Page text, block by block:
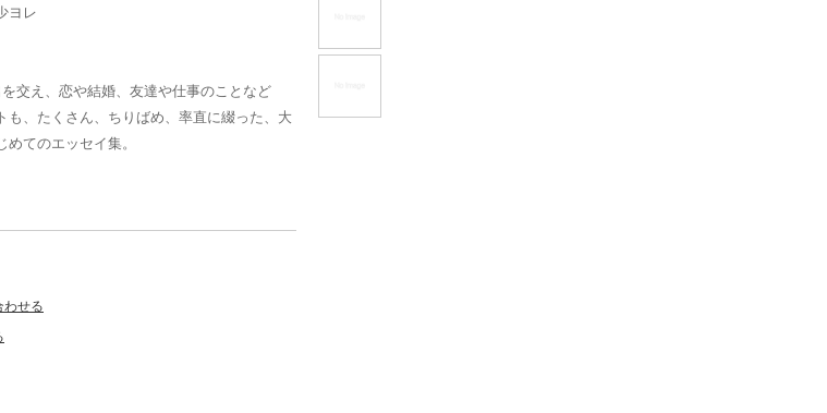
ヨレ
交え、恋や結婚、友達や仕事のことなど
も、たくさん、ちりばめ、率直に綴った、大
てのエッセイ集。
わせる